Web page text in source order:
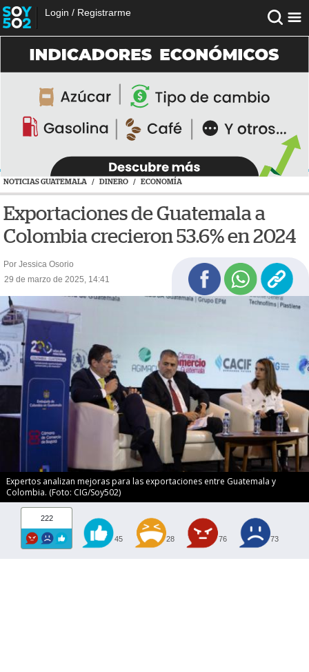
Login / Registrarme
NOTICIAS GUATEMALA / DINERO / ECONOMÍA
Exportaciones de Guatemala a
Colombia crecieron 53.6% en 2024
Por Jessica Osorio
29 de marzo de 2025, 14:41
Expertos analizan mejoras para las exportaciones entre Guatemala y
Colombia. (Foto: CIG/Soy502)
222
45 28 76 73